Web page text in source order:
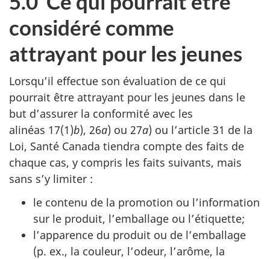
considéré comme
attrayant pour les jeunes
Lorsqu’il effectue son évaluation de ce qui
pourrait être attrayant pour les jeunes dans le
but d’assurer la conformité avec les
alinéas 17(1)b), 26a) ou 27a) ou l’article 31 de la
Loi, Santé Canada tiendra compte des faits de
chaque cas, y compris les faits suivants, mais
sans s’y limiter :
le contenu de la promotion ou l’information
sur le produit, l’emballage ou l’étiquette;
l’apparence du produit ou de l’emballage
(p. ex., la couleur, l’odeur, l’arôme, la